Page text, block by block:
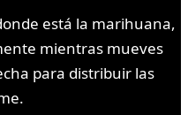
está la marihuana,
mientras mueves
para distribuir las